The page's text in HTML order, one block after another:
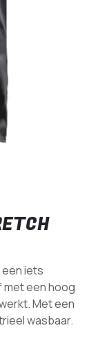
iets
een hoog
Met een
wasbaar.